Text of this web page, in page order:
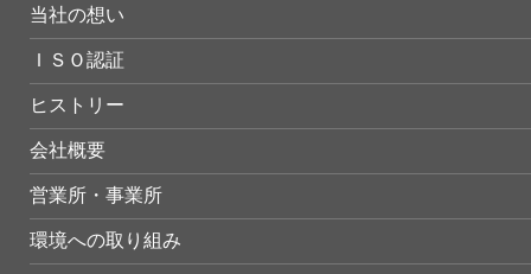
当社の想い
ＩＳＯ認証
ヒストリー
会社概要
営業所・事業所
環境への取り組み